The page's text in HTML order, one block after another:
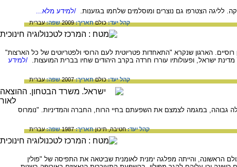
/למידע מלא...
קהל יעד:כולםתאריך:2009 שפה:עברית
הארגון שנקרא "התאחדות פטריוטית לעם הרוסי ולפטריוטים של כל הארצות"
ישראל, ופעולותיו עוררו חרדה בקרב היהודים שחיו בברית המועצות. /למידע
קהל יעד:כולםתאריך:2007 שפה:עברית
גבוהה, במגמה לצמצם את השפעתם בחיי הרוח, החברה והמדיניות. "נומרוס
קהל יעד:חטיבה,תיכוןתאריך:1987 שפה:עברית
והייתה מפלגה ימנית לאומנית שביטאה את התפיסה של "פולין